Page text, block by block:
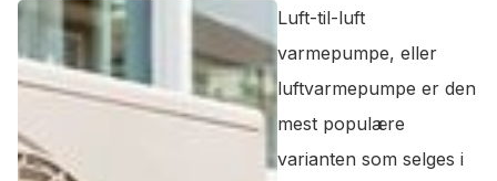
Luft-til-luft
varmepumpe, eller
luftvarmepumpe er den
mest populære
varianten som selges i